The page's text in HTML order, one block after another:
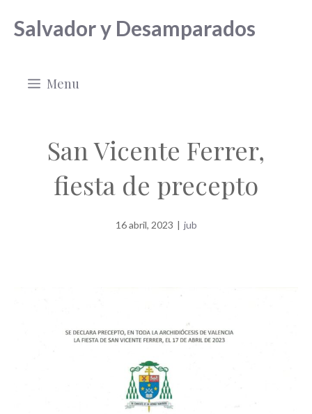
Salvador y Desamparados
Menu
San Vicente Ferrer,
fiesta de precepto
16 abril, 2023 | jub